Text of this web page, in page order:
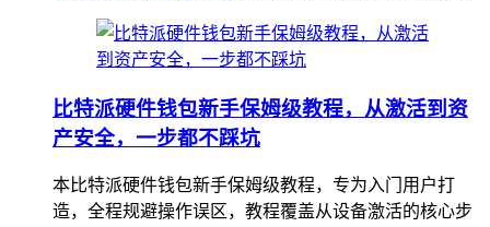
比特派硬件钱包新手保姆级教程，从激活到资
产安全，一步都不踩坑
本比特派硬件钱包新手保姆级教程，专为入门用户打
造，全程规避操作误区，教程覆盖从设备激活的核心步